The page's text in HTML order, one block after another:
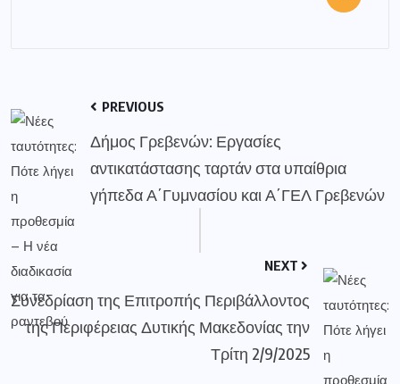
PREVIOUS
Δήμος Γρεβενών: Εργασίες
αντικατάστασης ταρτάν στα υπαίθρια
γήπεδα Α΄Γυμνασίου και Α΄ΓΕΛ Γρεβενών
NEXT
Συνεδρίαση της Επιτροπής Περιβάλλοντος
της Περιφέρειας Δυτικής Μακεδονίας την
Τρίτη 2/9/2025